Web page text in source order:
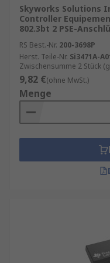
Es gibt verschiedene
sich für
Standard-PoE
PoE+ (IEEE
höherem
industrielle
Bidirektionale
idealen Lösung für
sowohl Daten als
übertragen müssen.
Skyworks Solutions
Controller
802.3bt 2 PSE-
RS Best.-Nr. 200-3698P
Herst. Teile-Nr. Si3471A-
Zwischensumme 2 Stück
9,82 €(ohne MwSt.)
Menge